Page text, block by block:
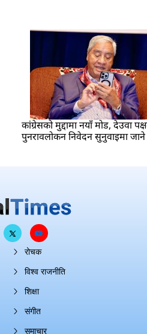
कांग्रेसको मुद्दामा नयाँ मोड, देउवा
पुनरावलोकन निवेदन सुनुवाइमा जाने
रोचक
विश्व राजनीति
शिक्षा
संगीत
समाचार